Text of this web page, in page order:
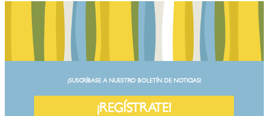
¡SUSCRÍBASE A NUESTRO BOLETÍN DE NOTICIAS!
¡REGÍSTRATE!